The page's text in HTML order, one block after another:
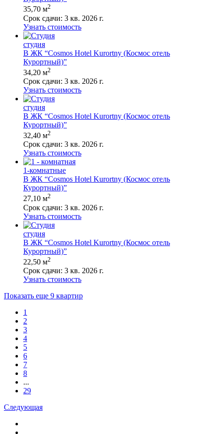
35,70 м2
Срок сдачи: 3 кв. 2026 г.
Узнать стоимость
студия
В ЖК “Cosmos Hotel Kurortny (Космос отель
Курортный)”
34,20 м2
Срок сдачи: 3 кв. 2026 г.
Узнать стоимость
студия
В ЖК “Cosmos Hotel Kurortny (Космос отель
Курортный)”
32,40 м2
Срок сдачи: 3 кв. 2026 г.
Узнать стоимость
1-комнатные
В ЖК “Cosmos Hotel Kurortny (Космос отель
Курортный)”
27,10 м2
Срок сдачи: 3 кв. 2026 г.
Узнать стоимость
студия
В ЖК “Cosmos Hotel Kurortny (Космос отель
Курортный)”
22,50 м2
Срок сдачи: 3 кв. 2026 г.
Узнать стоимость
Показать еще 9 квартир
1
2
3
4
5
6
7
8
...
29
Следующая